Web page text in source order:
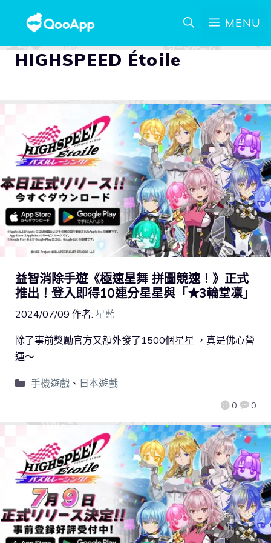
MENU
HIGHSPEED Étoile
益智消除手遊《極速星舞 拼圖競速！》正式
推出！登入即得10連分星星與「★3輪堂凛」
2024/07/09 作者: 星藍
0 0
除了事前獎勵官方又額外發了1500個星星 ，真是佛心營
運～
手機遊戲、 日本遊戲